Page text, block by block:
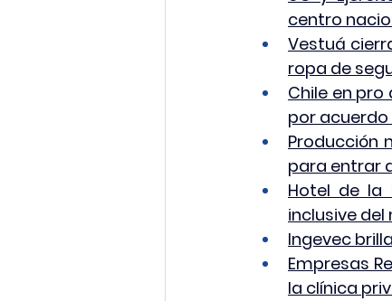
centro
Vestuá
ropa de
Chile en
por
Producción
para entrar
Hotel de la
inclusive del
Ingevec
Empresas
la clínica